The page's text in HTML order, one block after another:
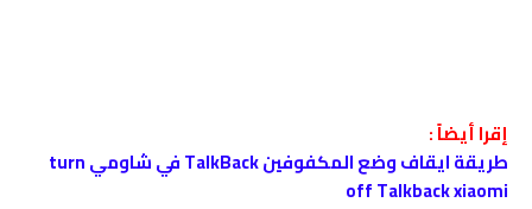
إقرا أيضاً :
طريقة ايقاف وضع المكفوفين TalkBack في شاومي turn
off Talkback xiaomi